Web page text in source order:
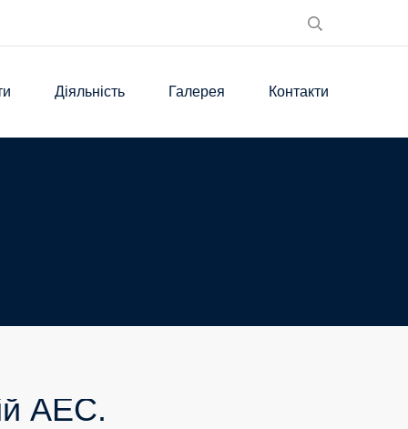
Діяльність Галерея Контакти
АЕС.